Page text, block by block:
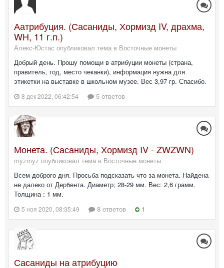
Аатрибуция. (Сасаниды, Хормизд IV, драхма,
WH, 11 г.п.)
Алекс-Юстас опубликовал тема в Восточные монеты
Добрый день. Прошу помощи в атрибуции монеты (страна,
правитель, год, место чеканки), информация нужна для
этикетки на выставке в школьном музее. Вес 3,97 гр. Спасибо.
8 дек 2022, 06:42:54 5 ответов
Монета. (Сасаниды, Хормизд IV - ZWZWN)
myzmyz опубликовал тема в Восточные монеты
Всем доброго дня. Просьба подсказать что за монета. Найдена
не далеко от Дербента. Диаметр; 28-29 мм. Вес: 2,6 грамм.
Толщина : 1 мм.
5 ноя 2020, 08:35:49 8 ответов 1
Сасаниды на атрибуцию